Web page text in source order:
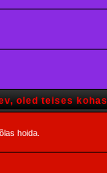
oled teises
hoida.